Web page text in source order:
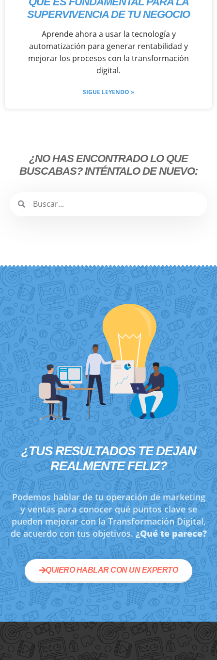
SUPERVIVENCIA DE TU NEGOCIO
Aprende ahora a usar la tecnología y
automatización para generar rentabilidad y
mejorar los procesos con la transformación
digital.
SIGUE LEYENDO »
¿NO HAS ENCONTRADO LO QUE
BUSCABAS? INTÉNTALO DE NUEVO:
¿TUS RESULTADOS TE DEJAN
REALMENTE FELIZ?
Podemos hablar de tu operación de marketing
y ventas para conocer qué puntos clave se
pueden mejorar con la Transformación Digital,
de acuerdo con tus objetivos.¿Qué te parece?
QUIERO HABLAR CON UN EXPERTO